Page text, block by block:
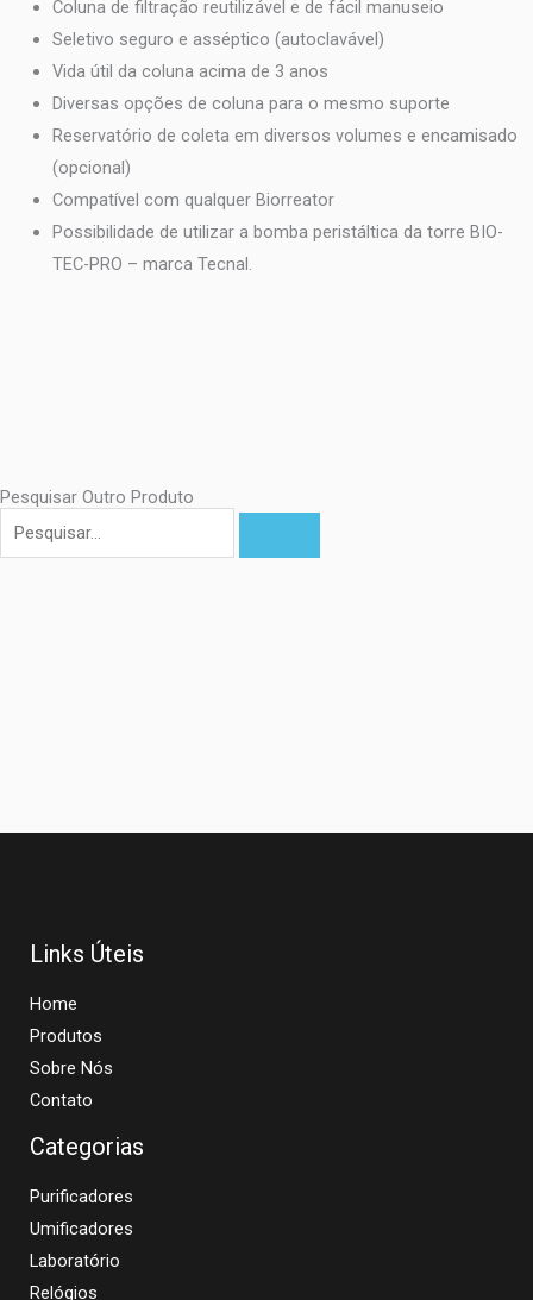
Coluna de filtração reutilizável e de fácil manuseio
Seletivo seguro e asséptico (autoclavável)
Vida útil da coluna acima de 3 anos
Diversas opções de coluna para o mesmo suporte
Reservatório de coleta em diversos volumes e encamisado
(opcional)
Compatível com qualquer Biorreator
Possibilidade de utilizar a bomba peristáltica da torre BIO-
TEC-PRO – marca Tecnal.
Pesquisar Outro Produto
Pesquisar
Links Úteis
Home
Produtos
Sobre Nós
Contato
Categorias
Purificadores
Umificadores
Laboratório
Relógios